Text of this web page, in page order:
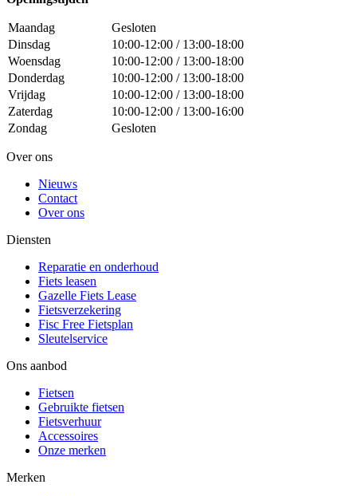
Maandag
Gesloten
Dinsdag
10:00-12:00 / 13:00-18:00
Woensdag
10:00-12:00 / 13:00-18:00
Donderdag
10:00-12:00 / 13:00-18:00
Vrijdag
10:00-12:00 / 13:00-18:00
Zaterdag
10:00-12:00 / 13:00-16:00
Zondag
Gesloten
Over ons
Nieuws
Contact
Over ons
Diensten
Reparatie en onderhoud
Fiets leasen
Gazelle Fiets Lease
Fietsverzekering
Fisc Free Fietsplan
Sleutelservice
Ons aanbod
Fietsen
Gebruikte fietsen
Fietsverhuur
Accessoires
Onze merken
Merken